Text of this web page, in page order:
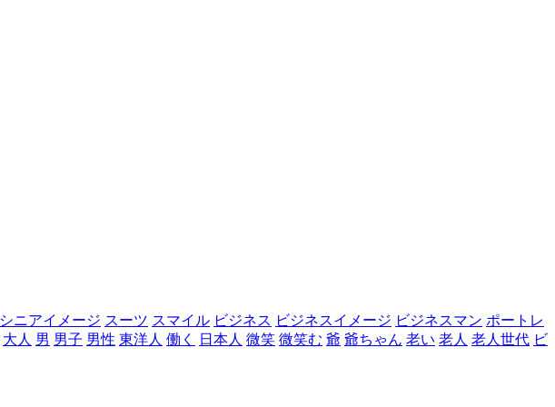
シニアイメージ スーツ スマイル ビジネス ビジネスイメージ ビジネスマン ポートレ
大人 男 男子 男性 東洋人 働く 日本人 微笑 微笑む 爺 爺ちゃん 老い 老人 老人世代 ビ